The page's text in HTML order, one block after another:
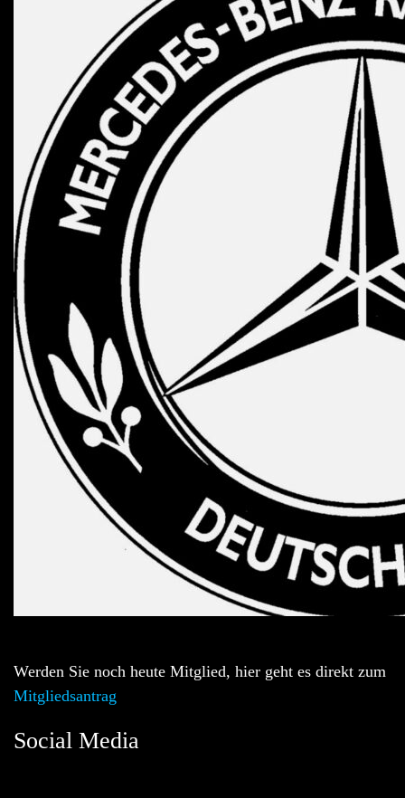
Werden Sie noch heute Mitglied, hier geht es direkt zum
Mitgliedsantrag
Social Media